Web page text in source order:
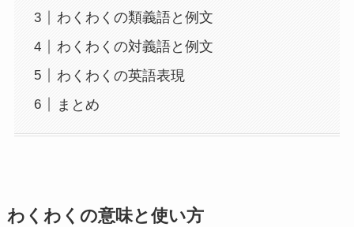
わくわくの類義語と例文
わくわくの対義語と例文
わくわくの英語表現
まとめ
わくわくの意味と使い方